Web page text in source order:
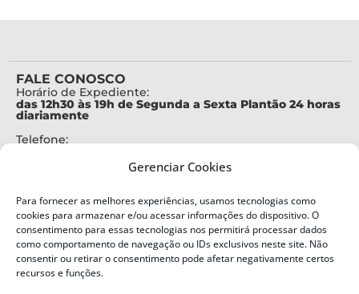
Gerenciar Cookies
Para fornecer as melhores experiências, usamos tecnologias como
cookies para armazenar e/ou acessar informações do dispositivo. O
consentimento para essas tecnologias nos permitirá processar dados
como comportamento de navegação ou IDs exclusivos neste site. Não
consentir ou retirar o consentimento pode afetar negativamente certos
recursos e funções.
FALE CONOSCO
Horário de Expediente:
das 12h30 às 19h de Segunda a Sexta Plantão 24 horas
diariamente
Telefone:
Alertas Defesa Civil:
SMS 40199
ENDEREÇO
Defesa Civil do Estado de Santa Catarina